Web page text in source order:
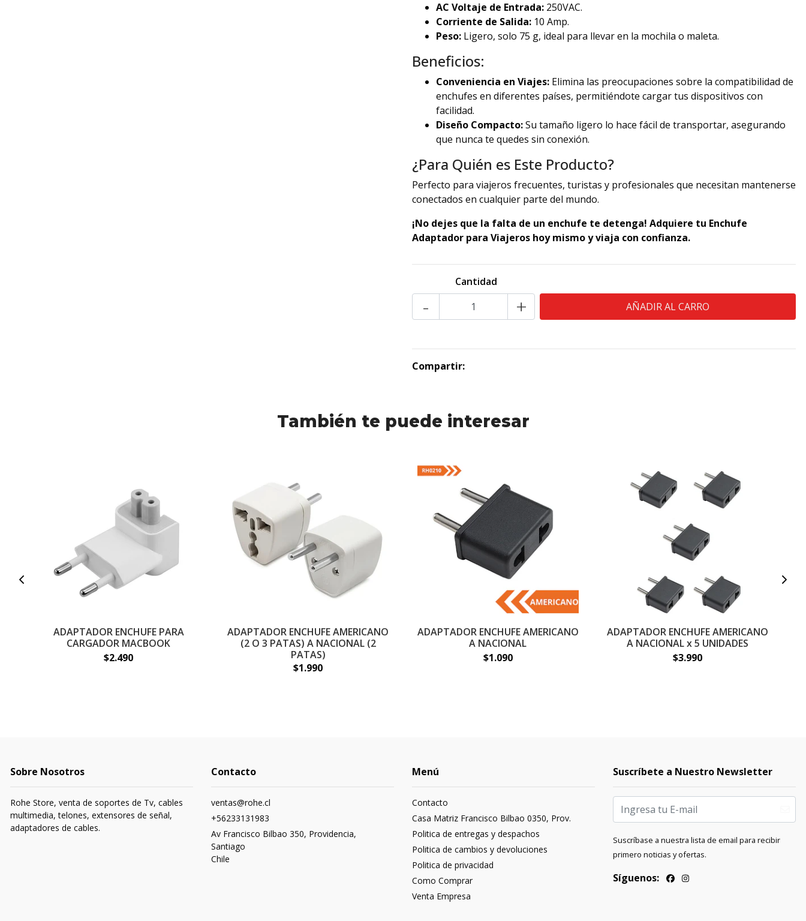
AC Voltaje de Entrada: 250VAC.
Corriente de Salida: 10 Amp.
Peso: Ligero, solo 75 g, ideal para llevar en la mochila o maleta.
Beneficios:
Conveniencia en Viajes: Elimina las preocupaciones sobre la compatibilidad de
enchufes en diferentes países, permitiéndote cargar tus dispositivos con
facilidad.
Diseño Compacto:Su tamaño ligero lo hace fácil de transportar, asegurando
que nunca te quedes sin conexión.
¿Para Quién es Este Producto?
Perfecto para viajeros frecuentes, turistas y profesionales que necesitan mantenerse
conectados en cualquier parte del mundo.
¡No dejes que la falta de un enchufe te detenga! Adquiere tu Enchufe
Adaptador para Viajeros hoy mismo y viaja con confianza.
Cantidad
- +
Compartir:
También te puede interesar
ADAPTADOR ENCHUFE PARA
CARGADOR MACBOOK
$2.490
ADAPTADOR ENCHUFE AMERICANO
(2 O 3 PATAS) A NACIONAL (2
PATAS)
$1.990
ADAPTADOR ENCHUFE AMERICANO
A NACIONAL
$1.090
ADAPTADOR ENCHUFE AMERICANO
A NACIONAL x 5 UNIDADES
$3.990
Sobre Nosotros
Rohe Store, venta de soportes de Tv, cables
multimedia, telones, extensores de señal,
adaptadores de cables.
Contacto
ventas@rohe.cl
+56233131983
Av Francisco Bilbao 350, Providencia,
Santiago
Chile
Menú
Contacto
Casa Matriz Francisco Bilbao 0350, Prov.
Politica de entregas y despachos
Politica de cambios y devoluciones
Politica de privacidad
Como Comprar
Venta Empresa
Suscríbete a Nuestro Newsletter
Suscríbase a nuestra lista de email para recibir
primero noticias y ofertas.
Síguenos: